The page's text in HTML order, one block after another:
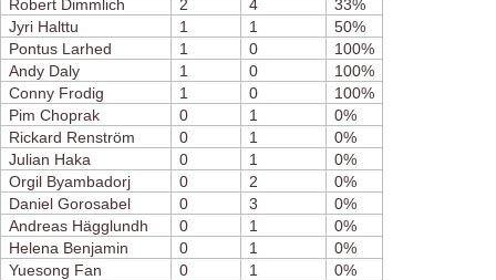
Robert Dimmlich
2 4
33%
Jyri Halttu
1 1
50%
Pontus Larhed
1 0
100%
Andy Daly
1 0
100%
Conny Frodig
1 0
100%
Pim Choprak
0 1
0%
Rickard Renström
0 1
0%
Julian Haka
0 1
0%
Orgil Byambadorj
0 2
0%
Daniel Gorosabel
0 3
0%
Andreas Hägglundh
0 1
0%
Helena Benjamin
0 1
0%
Yuesong Fan
0 1
0%